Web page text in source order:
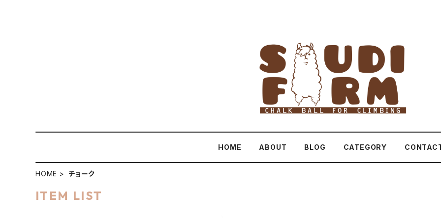
HOME ABOUT BLOG CATEGORY
HOME チョーク
ITEM LIST